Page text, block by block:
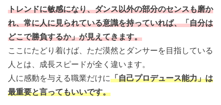
トレンドに敏感になり、ダンス以外の部分のセンスも磨か
れ、常に人に見られている意識を持っていれば、「自分は
どこで勝負するか」が見えてきます。
ここにたどり着けば、ただ漠然とダンサーを目指している
人とは、成長スピードが全く違います。
人に感動を与える職業だけに「自己プロデュース能力」は
最重要と言ってもいいです。